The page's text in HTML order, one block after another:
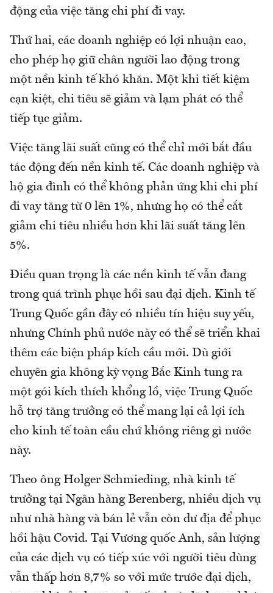
động của việc tăng chi phí đi vay.
Thứ hai, các doanh nghiệp có lợi nhuận cao,
cho phép họ giữ chân người lao động trong
một nền kinh tế khó khăn. Một khi tiết kiệm
cạn kiệt, chi tiêu sẽ giảm và lạm phát có thể
tiếp tục giảm.
Việc tăng lãi suất cũng có thể chỉ mới bắt đầu
tác động đến nền kinh tế. Các doanh nghiệp và
hộ gia đình có thể không phản ứng khi chi phí
đi vay tăng từ 0 lên 1%, nhưng họ có thể cắt
giảm chi tiêu nhiều hơn khi lãi suất tăng lên
5%.
Điều quan trọng là các nền kinh tế vẫn đang
trong quá trình phục hồi sau đại dịch. Kinh tế
Trung Quốc gần đây có nhiều tín hiệu suy yếu,
nhưng Chính phủ nước này có thể sẽ triển khai
thêm các biện pháp kích cầu mới. Dù giới
chuyên gia không kỳ vọng Bắc Kinh tung ra
một gói kích thích khổng lồ, việc Trung Quốc
hỗ trợ tăng trưởng có thể mang lại cả lợi ích
cho kinh tế toàn cầu chứ không riêng gì nước
này.
Theo ông Holger Schmieding, nhà kinh tế
trưởng tại Ngân hàng Berenberg, nhiều dịch vụ
như nhà hàng và bán lẻ vẫn còn dư địa để phục
hồi hậu Covid. Tại Vương quốc Anh, sản lượng
của các dịch vụ có tiếp xúc với người tiêu dùng
vẫn thấp hơn 8,7% so với mức trước đại dịch,